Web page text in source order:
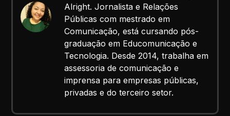
Alright. Jornalista e Relações
Públicas com mestrado em
Comunicação, está cursando pós-
graduação em Educomunicação e
Tecnologia. Desde 2014, trabalha em
assessoria de comunicação e
imprensa para empresas públicas,
privadas e do terceiro setor.